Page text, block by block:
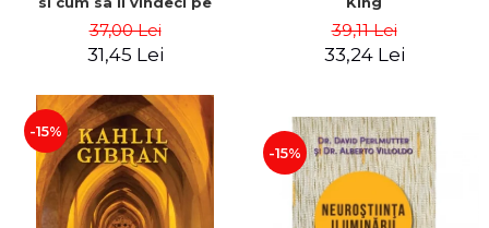
energentica a
amerindienilor. Editie
37,00 Lei
31,45 Lei
39,11 Lei
33,24 Lei
-15%
-15%